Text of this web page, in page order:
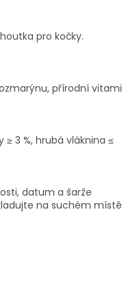
pro kočky.
přírodní
3 %, hrubá vláknina ≤
datum a šarže
na suchém místě